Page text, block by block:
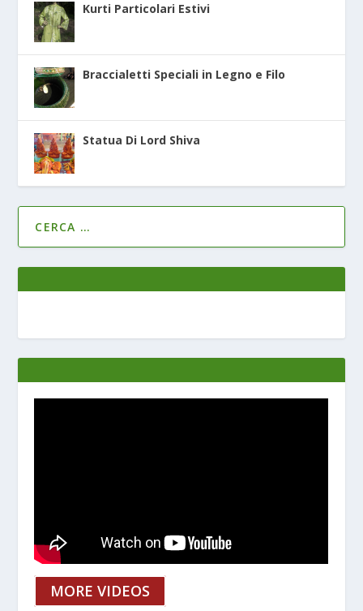
Kurti Particolari Estivi
Braccialetti Speciali in Legno e Filo
Statua Di Lord Shiva
MORE VIDEOS